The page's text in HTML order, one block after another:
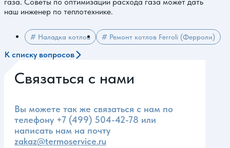
наш инженер по теплотехнике.
# Наладка котлов # Ремонт котлов Ferroli (Ферроли)
К списку вопросов
Связаться с нами
Вы можете так же связаться с нам по
телефону +7 (499) 504-42-78 или
написать нам на почту
zakaz@termoservice.ru